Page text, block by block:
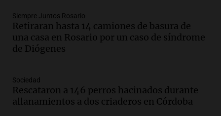
Audio.Recomendaciones de vino
bonarda para disfrutar el fin de semana
en Mendoza
Panorama Federal
Audio.
en la Sociedad Rural de Bulaya con
actividades para toda la familia
Siempre Juntos Rosario
Retiraran hasta 14 camiones de basura de
una casa en Rosario por un caso de síndrome
de Diógenes
Sociedad
Rescataron a 146 perros hacinados durante
allanamientos a dos criaderos en Córdoba